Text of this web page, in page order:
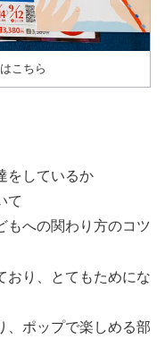
こちら
をしているか
て
もへの関わり方のコツ
おり、とてもためにな
、ポップで楽しめる部